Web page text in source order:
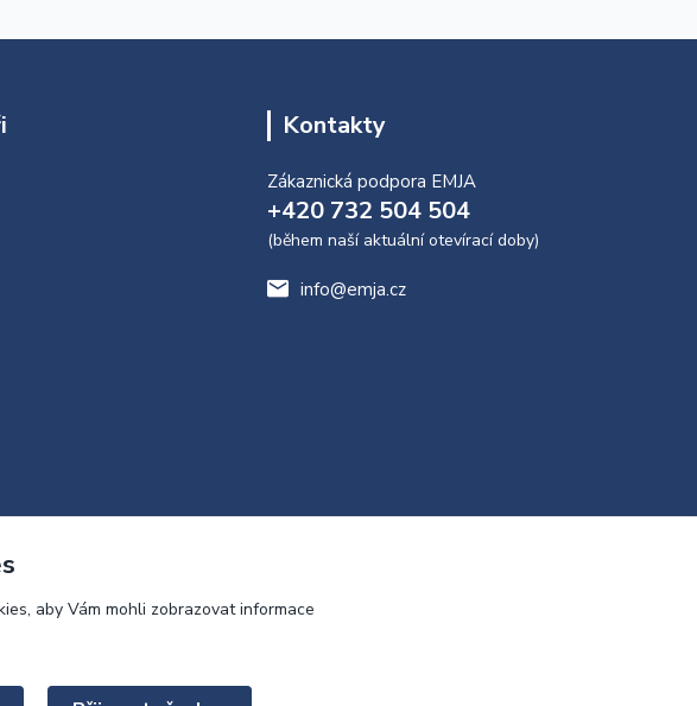
Kontakty
Zákaznická podpora EMJA
+420 732 504 504
(během naší aktuální otevírací doby)
info@emja.cz
aby Vám mohli zobrazovat informace